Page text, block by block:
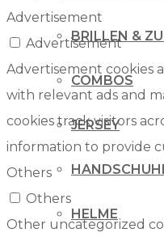
BRILLEN &
COMBOS
JERSEY
HELME
Advertisement
Advertisement
Advertisement cookies
with relevant ads and
cookies track visitors
information to provide
Others
Others
Other uncategorized